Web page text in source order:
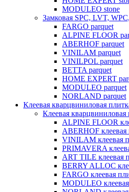
MODULEO stone
Замковая SPC, LVT,
FARGO parquet
ALPINE FLOOR
ABERHOF parquet
VINILAM parquet
VINILPOL parquet
BETTA parquet
HOME EXPERT
MODULEO parquet
NORLAND parquet
Клеевая кварцвиниловая
Клеевая
ALPINE FLOOR
ABERHOF клеевая
VINILAM клеевая
PRIMAVERA
ART TILE клеевая
BERRY ALLOC
FARGO клеевая
MODULEO